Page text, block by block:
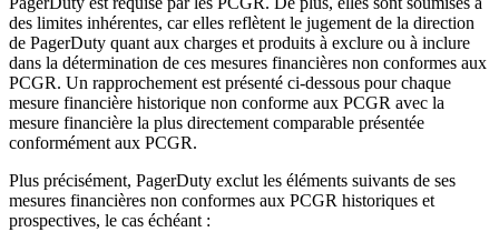
des limites inhérentes, car elles reflètent le jugement de la direction
de PagerDuty quant aux charges et produits à exclure ou à inclure
dans la détermination de ces mesures financières non conformes aux
PCGR. Un rapprochement est présenté ci-dessous pour chaque
mesure financière historique non conforme aux PCGR avec la
mesure financière la plus directement comparable présentée
conformément aux PCGR.
Plus précisément, PagerDuty exclut les éléments suivants de ses
mesures financières non conformes aux PCGR historiques et
prospectives, le cas échéant :